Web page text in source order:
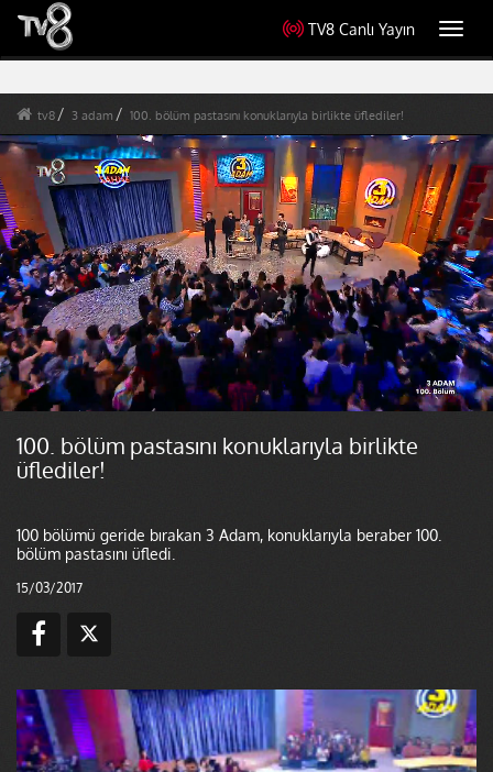
TV8 Canlı Yayın
tv8 3 adam 100. bölüm pastasını konuklarıyla birlikte üflediler!
100. bölüm pastasını konuklarıyla birlikte
üflediler!
100 bölümü geride bırakan 3 Adam, konuklarıyla beraber 100.
bölüm pastasını üfledi.
15/03/2017